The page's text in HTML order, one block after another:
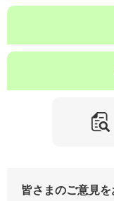
皆さまのご意見